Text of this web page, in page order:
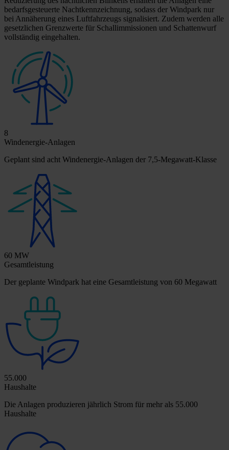
bedarfsgesteuerte Nachtkennzeichnung, sodass der Windpark nur
bei Annäherung eines Luftfahrzeugs signalisiert. Zudem werden alle
gesetzlichen Grenzwerte für Schallimmissionen und Schattenwurf
vollständig eingehalten.
8
Windenergie-Anlagen
Geplant sind acht Windenergie-Anlagen der 7,5-Megawatt-Klasse
60 MW
Gesamtleistung
Der geplante Windpark hat eine Gesamtleistung von 60 Megawatt
55.000
Haushalte
Die Anlagen produzieren jährlich Strom für mehr als 55.000
Haushalte